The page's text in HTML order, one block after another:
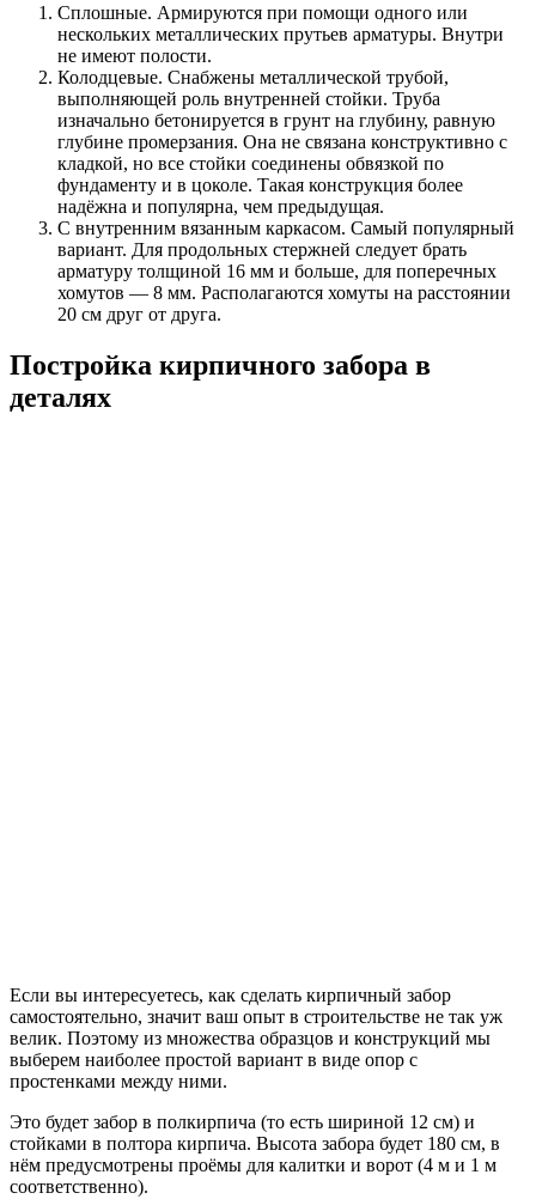
Сплошные. Армируются при помощи одного или
нескольких металлических прутьев арматуры. Внутри
не имеют полости.
Колодцевые. Снабжены металлической трубой,
выполняющей роль внутренней стойки. Труба
изначально бетонируется в грунт на глубину, равную
глубине промерзания. Она не связана конструктивно с
кладкой, но все стойки соединены обвязкой по
фундаменту и в цоколе. Такая конструкция более
надёжна и популярна, чем предыдущая.
С внутренним вязанным каркасом. Самый популярный
вариант. Для продольных стержней следует брать
арматуру толщиной 16 мм и больше, для поперечных
хомутов ― 8 мм. Располагаются хомуты на расстоянии
20 см друг от друга.
Постройка кирпичного забора в
деталях
Если вы интересуетесь, как сделать кирпичный забор
самостоятельно, значит ваш опыт в строительстве не так уж
велик. Поэтому из множества образцов и конструкций мы
выберем наиболее простой вариант в виде опор с
простенками между ними.
Это будет забор в полкирпича (то есть шириной 12 см) и
стойками в полтора кирпича. Высота забора будет 180 см, в
нём предусмотрены проёмы для калитки и ворот (4 м и 1 м
соответственно).